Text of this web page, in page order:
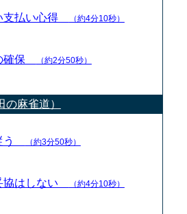
支払い心得 （約4分10秒）
確保 （約2分50秒）
の麻雀道）
う （約3分50秒）
協はしない （約4分10秒）